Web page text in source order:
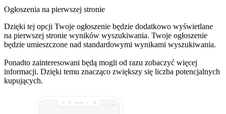
Ogłoszenia na pierwszej stronie
Dzięki tej opcji Twoje ogłoszenie będzie dodatkowo wyświetlane
na pierwszej stronie wyników wyszukiwania. Twoje ogłoszenie
będzie umieszczone nad standardowymi wynikami wyszukiwania.
Ponadto zainteresowani będą mogli od razu zobaczyć więcej
informacji. Dzięki temu znacząco zwiększy się liczba potencjalnych
kupujących.